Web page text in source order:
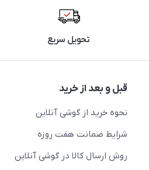
تحویل سریع
قبل و بعد از خرید
نحوه خرید از گوشی آنلاین
شرایط ضمانت هفت روزه
روش ارسال کالا در گوشی آنلاین